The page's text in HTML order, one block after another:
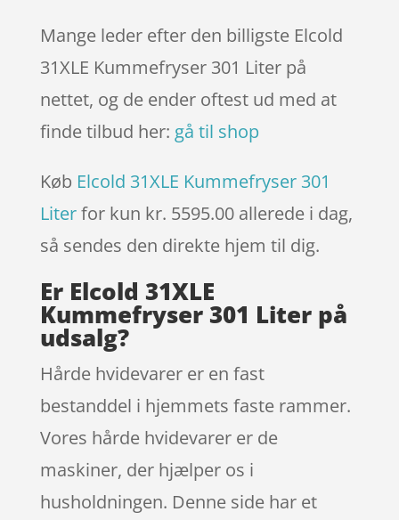
Mange leder efter den billigste Elcold
31XLE Kummefryser 301 Liter på
nettet, og de ender oftest ud med at
finde tilbud her: gå til shop
Køb Elcold 31XLE Kummefryser 301
Literfor kun kr. 5595.00 allerede i dag,
så sendes den direkte hjem til dig.
Er Elcold 31XLE
Kummefryser 301 Liter på
udsalg?
Hårde hvidevarer er en fast
bestanddel i hjemmets faste rammer.
Vores hårde hvidevarer er de
maskiner, der hjælper os i
husholdningen. Denne side har et